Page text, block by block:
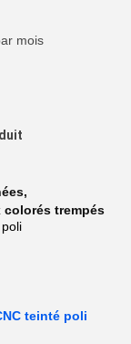
mois
,
colorés trempés
teinté poli